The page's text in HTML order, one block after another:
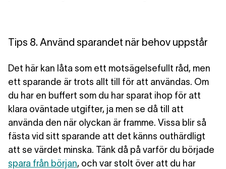
Tips 8. Använd sparandet när behov uppstår
Det här kan låta som ett motsägelsefullt råd, men
ett sparande är trots allt till för att användas. Om
du har en buffert som du har sparat ihop för att
klara oväntade utgifter, ja men se då till att
använda den när olyckan är framme. Vissa blir så
fästa vid sitt sparande att det känns outhärdligt
att se värdet minska. Tänk då på varför du började
spara från början, och var stolt över att du har